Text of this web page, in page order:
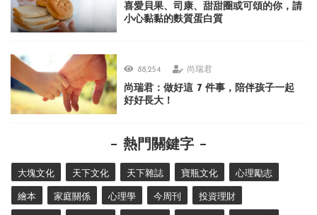
喜愛貝果、司康、甜甜圈或可頌的你，請
小心黏黏的麩質蛋白質
88,254 尚瑞君
尚瑞君：做好這 7 件事，陪伴孩子一起
好好長大！
熱門關鍵字
大塊文化 天下文化 天下雜誌 寶瓶文化 心理勵志
繪本 家庭關係 心理學 今周刊 投資理財